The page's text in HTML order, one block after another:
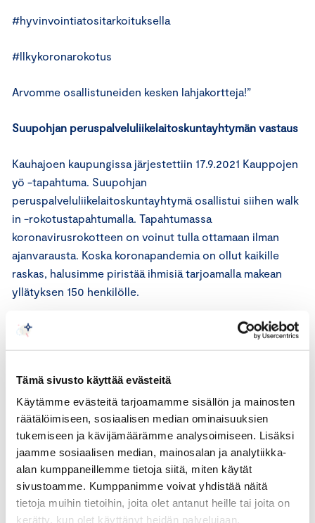
Tämä sivusto käyttää evästeitä
Käytämme evästeitä tarjoamamme sisällön ja mainosten
räätälöimiseen, sosiaalisen median ominaisuuksien
tukemiseen ja kävijämäärämme analysoimiseen. Lisäksi
jaamme sosiaalisen median, mainosalan ja analytiikka-
alan kumppaneillemme tietoja siitä, miten käytät
sivustoamme. Kumppanimme voivat yhdistää näitä
tietoja muihin tietoihin, joita olet antanut heille tai joita on
kerätty, kun olet käyttänyt heidän palvelujaan.
#hyvinvointiatositarkoituksella
#llkykoronarokotus
Arvomme osallistuneiden kesken lahjakortteja!”
Suupohjan peruspalveluliikelaitoskuntayhtymän vastaus
Kauhajoen kaupungissa järjestettiin 17.9.2021 Kauppojen
yö -tapahtuma. Suupohjan
peruspalveluliikelaitoskuntayhtymä osallistui siihen walk
in -rokotustapahtumalla. Tapahtumassa
koronavirusrokotteen on voinut tulla ottamaan ilman
ajanvarausta. Koska koronapandemia on ollut kaikille
raskas, halusimme piristää ihmisiä tarjoamalla makean
yllätyksen 150 henkilölle.
Tarkensimme 17.9.2021 klo 12.20 mainoksessa mainittua
aiheuttanut epäselvyyttä. Halusimme piristää hyvän
mielen eleenä Kauppojen yö -tapahtuman kävijöitä
suklaalevyllä näin korona-ajan keskellä. Eli suklaan voi
tulla noutamaan kaikki halukkaat. Suklaa ei ole millään
tavalla sidottu rokottautumiseen."
Tarkennusta on tiedotettu laajasti. Julkaisimme viestin
samassa some-kanavassa kuin mainoksen. Lisäksi